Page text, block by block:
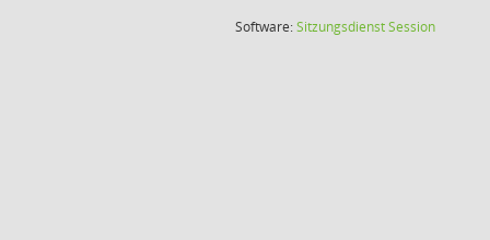
Software:SitzungsdienstSession(Wird in